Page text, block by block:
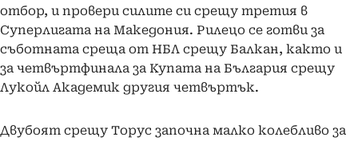
отбор, и провери силите си срещу третия в
Суперлигата на Македония. Рилецо се готви за
съботната среща от НБЛ срещу Балкан, както и
за четвъртфинала за Купата на България срещу
Лукойл Академик другия четвъртък.
Двубоят срещу Торус започна малко колебливо за